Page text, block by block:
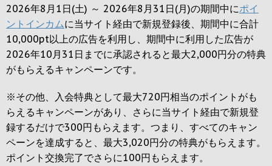
2026年8月1日(土) ～ 2026年8月31日(月)の期間中にポイ
ントインカムに当サイト経由で新規登録後、期間中に合計
10,000pt以上の広告を利用し、期間中に利用した広告が
2026年10月31日までに承認されると最大2,000円分の特典
がもらえるキャンペーンです。
※その他、入会特典として最大720円相当のポイントがも
らえるキャンペーンがあり、さらに当サイト経由で新規登
録するだけで300円 もらえます。つまり、すべてのキャン
ペーンを達成すると、最大3,020円分の特典がもらえます。
ポイント交換完了でさらに100円 もらえます。